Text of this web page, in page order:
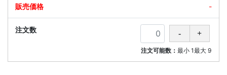
-
注文可能数：最小 1最大 9